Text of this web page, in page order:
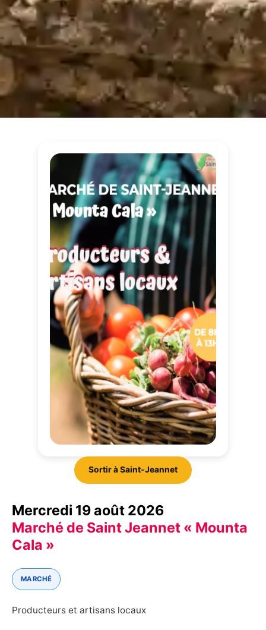
Mercredi 19 août 2026
Marché de Saint Jeannet « Mounta
Cala »
MARCHÉ
Producteurs et artisans locaux
Sortir à Saint-Jeannet